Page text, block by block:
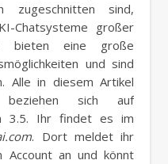
zugeschnitten sind,
Chatsysteme großer
bieten eine große
und sind
Alle in diesem Artikel
beziehen sich auf
3.5. Ihr findet es im
. Dort meldet ihr
Account an und könnt